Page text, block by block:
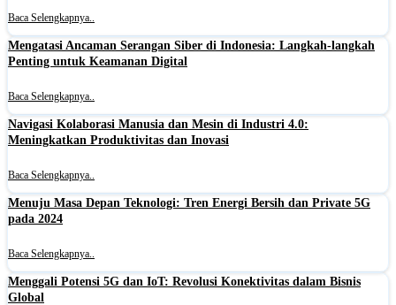
Baca Selengkapnya..
Mengatasi Ancaman Serangan Siber di Indonesia: Langkah-langkah
Penting untuk Keamanan Digital
Baca Selengkapnya..
Navigasi Kolaborasi Manusia dan Mesin di Industri 4.0:
Meningkatkan Produktivitas dan Inovasi
Baca Selengkapnya..
Menuju Masa Depan Teknologi: Tren Energi Bersih dan Private 5G
pada 2024
Baca Selengkapnya..
Menggali Potensi 5G dan IoT: Revolusi Konektivitas dalam Bisnis
Global